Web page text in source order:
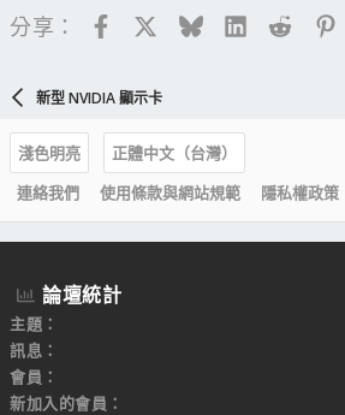
分享： FacebookBlueskyLinkedIn
Reddit
新型 NVIDIA 顯示卡
淺色明亮
正體中文（台灣）
連絡我們
使用條款與網站規範 隱私權政策
論壇統計
主題
訊息
會員
新加入的會員